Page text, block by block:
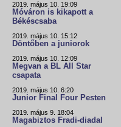
2019. május 10. 19:09
Móváron is kikapott a
Békéscsaba
2019. május 10. 15:12
Döntőben a juniorok
2019. május 10. 12:09
Megvan a BL All Star
csapata
2019. május 10. 6:20
Junior Final Four Pesten
2019. május 9. 18:04
Magabiztos Fradi-diadal